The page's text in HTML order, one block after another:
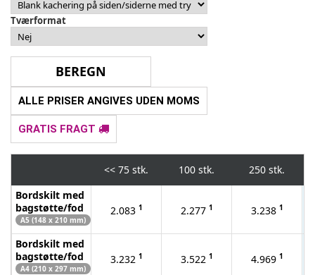
Tværformat
ALLE PRISER ANGIVES UDEN MOMS
GRATIS FRAGT
<< 75 stk. 100 stk.
250 stk.
Bordskilt med
bagstøtte/fod
A5 (148 x 210 mm)
2.083 1 2.277 1 3.238 1
Bordskilt med
bagstøtte/fod
A4 (210 x 297 mm)
3.232 1 3.522 1 4.969 1